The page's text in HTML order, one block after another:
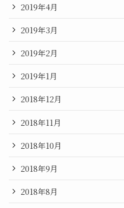
2019年4月
2019年3月
2019年2月
2019年1月
2018年12月
2018年11月
2018年10月
2018年9月
2018年8月